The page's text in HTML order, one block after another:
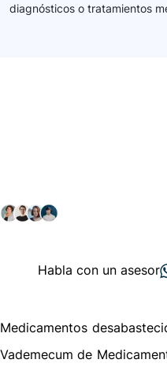
diagnósticos o tratamientos
Habla con un asesor
Medicamentos
Vademecum de